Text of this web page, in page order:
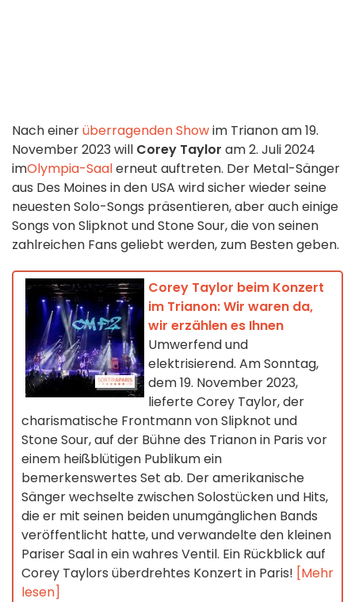
Nach einerüberragenden Showim Trianon am 19.
November 2023 will Corey Taylor am 2. Juli 2024
imOlympia-Saalerneut auftreten. Der Metal-Sänger
aus Des Moines in den USA wird sicher wieder seine
neuesten Solo-Songs präsentieren, aber auch einige
Songs von Slipknot und Stone Sour, die von seinen
zahlreichen Fans geliebt werden, zum Besten geben.
Corey Taylor beim Konzert
im Trianon: Wir waren da,
wir erzählen es Ihnen
Umwerfend und
elektrisierend. Am Sonntag,
dem 19. November 2023,
lieferte Corey Taylor, der
charismatische Frontmann von Slipknot und
Stone Sour, auf der Bühne des Trianon in Paris vor
einem heißblütigen Publikum ein
bemerkenswertes Set ab. Der amerikanische
Sänger wechselte zwischen Solostücken und Hits,
die er mit seinen beiden unumgänglichen Bands
veröffentlicht hatte, und verwandelte den kleinen
Pariser Saal in ein wahres Ventil. Ein Rückblick auf
Corey Taylors überdrehtes Konzert in Paris! [Mehr
lesen]